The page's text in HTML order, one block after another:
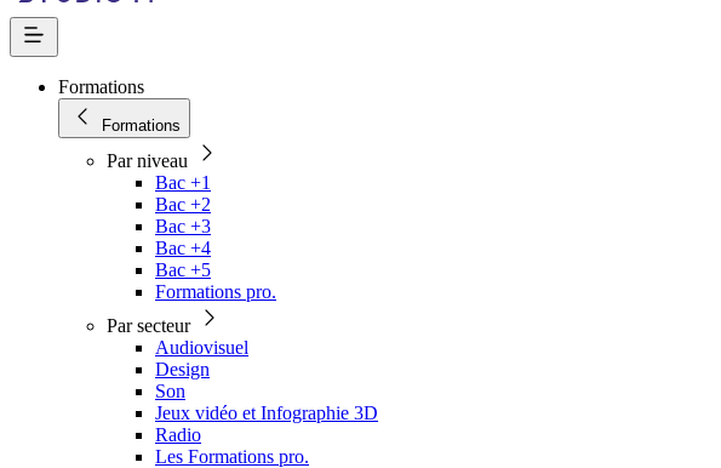
Formations
Formations
Par niveau
Bac +1
Bac +2
Bac +3
Bac +4
Bac +5
Formations pro.
Par secteur
Audiovisuel
Design
Son
Jeux vidéo et Infographie 3D
Radio
Les Formations pro.